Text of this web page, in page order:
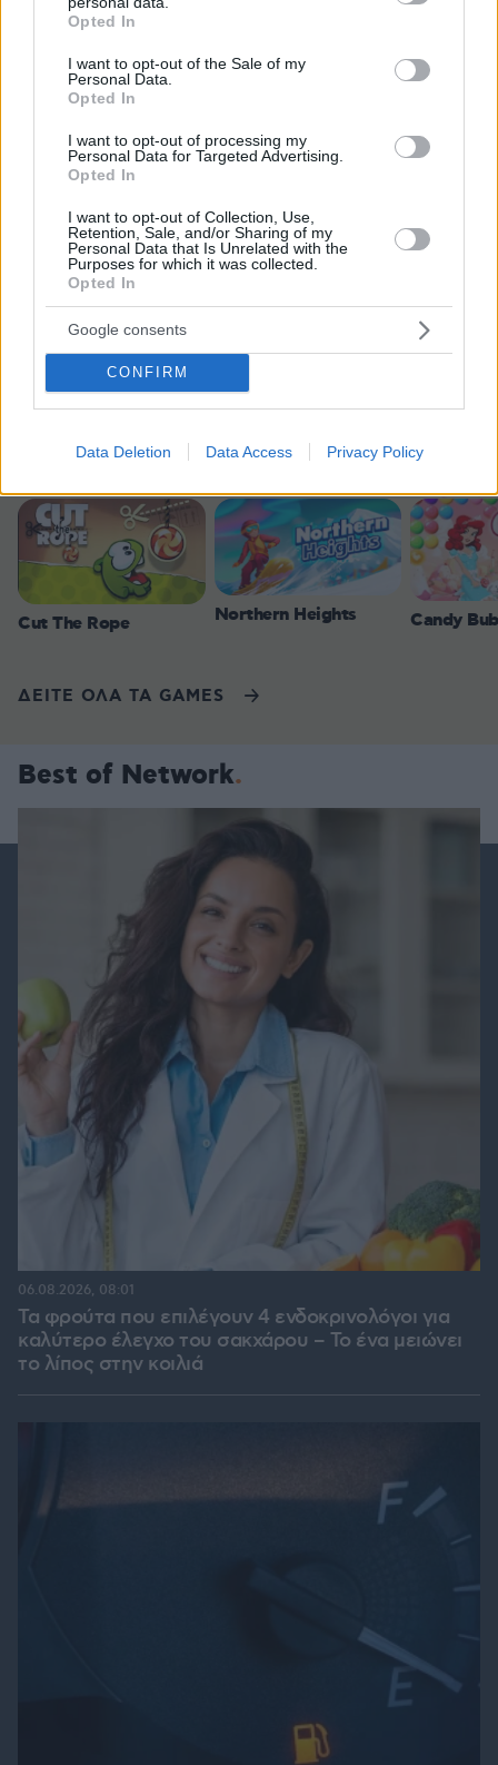
grant or deny consent to Google and its third-party tags to
use your data for below specified purposes in below Google
consent section.
Opted In
I want to opt-out of the Sale of my
Personal Data.
Opted In
I want to opt-out of processing my
Personal Data for Targeted Advertising.
Opted In
I want to opt-out of Collection, Use,
Retention, Sale, and/or Sharing of my
Personal Data that Is Unrelated with the
Purposes for which it was collected.
Opted In
Google consents
CONFIRM
Data Deletion Data Access Privacy Policy
κορωνοϊός; Άλλα έλεγε δημόσια ο
Φάουτσι και άλλα ιδιωτικά, αρνήθηκε
Κογκρέσο
06.08.2026, 21:40
Αποχωρούν ακόμη δύο στελέχη από το
καταγγέλλουν έλλειψη διαλόγου
06.08.2026, 21:16 51
Games
Cut The Rope Northern Heights Candy
ΔΕΙΤΕ ΟΛΑ ΤΑ GAMES
Best of Network
Τα φρούτα που επιλέγουν 4 ενδοκρινολόγοι για
καλύτερο έλεγχο του σακχάρου – Το ένα μειώνει
το λίπος στην κοιλιά
06.08.2026, 08:01